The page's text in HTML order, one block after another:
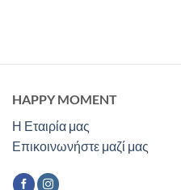
HAPPY MOMENT
Η Εταιρία μας
Επικοινωνήστε μαζί μας